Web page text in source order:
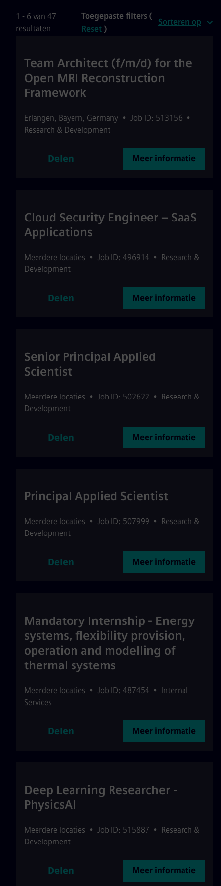
1 - 6 van 47
resultaten
Toegepaste filters (
Reset )
Sorteren op
Team Architect (f/m/d) for the
Open MRI Reconstruction
Framework
Erlangen, Bayern, Germany • Job ID: 513156 •
Research & Development
Delen Meer informatie
Cloud Security Engineer – SaaS
Applications
Meerdere locaties • Job ID: 496914 • Research &
Development
Delen Meer informatie
Senior Principal Applied
Scientist
Meerdere locaties • Job ID: 502622 • Research &
Development
Delen Meer informatie
Principal Applied Scientist
Meerdere locaties • Job ID: 507999 • Research &
Development
Delen Meer informatie
Mandatory Internship - Energy
systems, flexibility provision,
operation and modelling of
thermal systems
Meerdere locaties • Job ID: 487454 • Internal
Services
Delen Meer informatie
Deep Learning Researcher -
PhysicsAI
Meerdere locaties • Job ID: 515887 • Research &
Development
Delen Meer informatie